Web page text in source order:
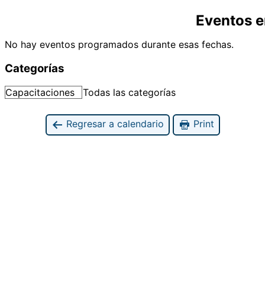
Eventos
No hay eventos programados durante esas fechas.
Categorías
Capacitaciones Todas las categorías
Regresar a calendario Print